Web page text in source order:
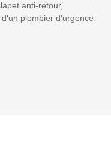
anti-retour,
plombier d'urgence